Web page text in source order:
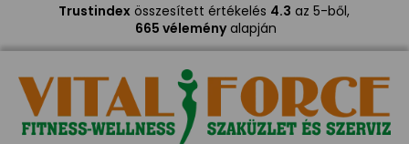
Trustindexösszesített értékelés 4.3 az 5-ből,
665 véleményalapján